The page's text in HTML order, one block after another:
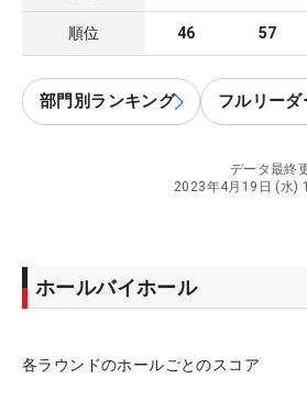
順位 46 57
部門別ランキング フルリー
データ最終
2023年4月19日 (水)
ホールバイホール
各ラウンドのホールごとのスコア